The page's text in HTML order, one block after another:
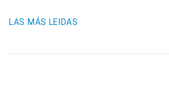
LAS MÁS LEIDAS